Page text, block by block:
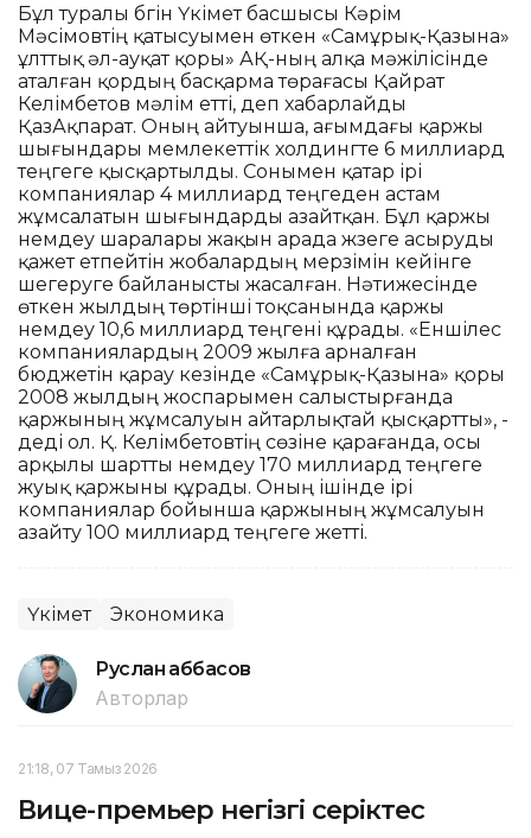
Бұл туралы бүгін Үкімет басшысы Кәрім
Мәсімовтің қатысуымен өткен «Самұрық-Қазына»
ұлттық әл-ауқат қоры» АҚ-ның алқа мәжілісінде
аталған қордың басқарма төрағасы Қайрат
Келімбетов мәлім етті, деп хабарлайды
ҚазАқпарат. Оның айтуынша, ағымдағы қаржы
шығындары мемлекеттік холдингте 6 миллиард
теңгеге қысқартылды. Сонымен қатар ірі
компаниялар 4 миллиард теңгеден астам
жұмсалатын шығындарды азайтқан. Бұл қаржы
үнемдеу шаралары жақын арада жүзеге асыруды
қажет етпейтін жобалардың мерзімін кейінге
шегеруге байланысты жасалған. Нәтижесінде
өткен жылдың төртінші тоқсанында қаржы
үнемдеу 10,6 миллиард теңгені құрады. «Еншілес
компаниялардың 2009 жылға арналған
бюджетін қарау кезінде «Самұрық-Қазына» қоры
2008 жылдың жоспарымен салыстырғанда
қаржының жұмсалуын айтарлықтай қысқартты», -
деді ол. Қ. Келімбетовтің сөзіне қарағанда, осы
арқылы шартты үнемдеу 170 миллиард теңгеге
жуық қаржыны құрады. Оның ішінде ірі
компаниялар бойынша қаржының жұмсалуын
азайту 100 миллиард теңгеге жетті.
Үкімет Экономика
Руслан Ғаббасов
Авторлар
21:18, 07 Тамыз 2026
Вице-премьер негізгі серіктес